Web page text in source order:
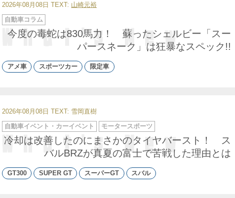
2026年08月08日 TEXT: 山崎元裕
今度の毒蛇は830馬力！ 蘇ったシェルビー「スー
パースネーク」は狂暴なスペック!!
カ
テ
リ
自動車コラム
アメ車 スポーツカー 限定車
2026年08月08日 TEXT: 雪岡直樹
冷却は改善したのにまさかのタイヤバースト！ ス
バルBRZが真夏の富士で苦戦した理由とは
カ
テ
ゴ
リ
自動車イベント・カーイベント モータースポーツ
GT300 SUPER GT スーパーGT スバル